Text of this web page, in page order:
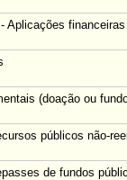
Aplicações
(doação ou
públicos não-
de fundos